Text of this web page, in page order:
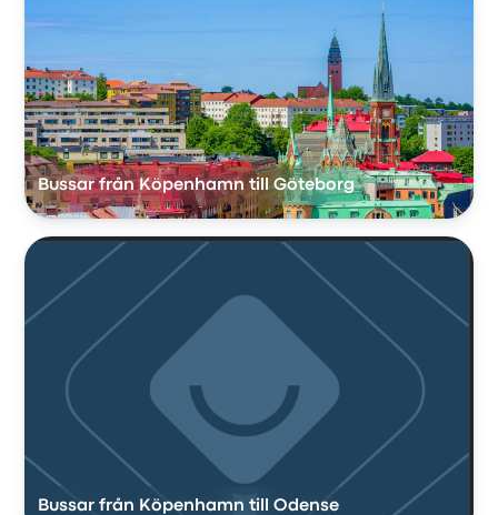
Bussar från Köpenhamn till Göteborg
Bussar från Köpenhamn till Odense